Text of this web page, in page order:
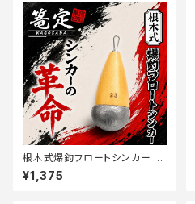
根木式爆釣フロートシンカー 2
3【篭定】
¥1,375